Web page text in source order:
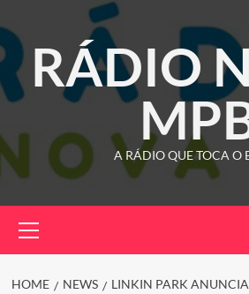
to
contentRÁDIO
A RÁDIO QUE TOCA O
Menu
HOME NEWS
LINKIN PARK